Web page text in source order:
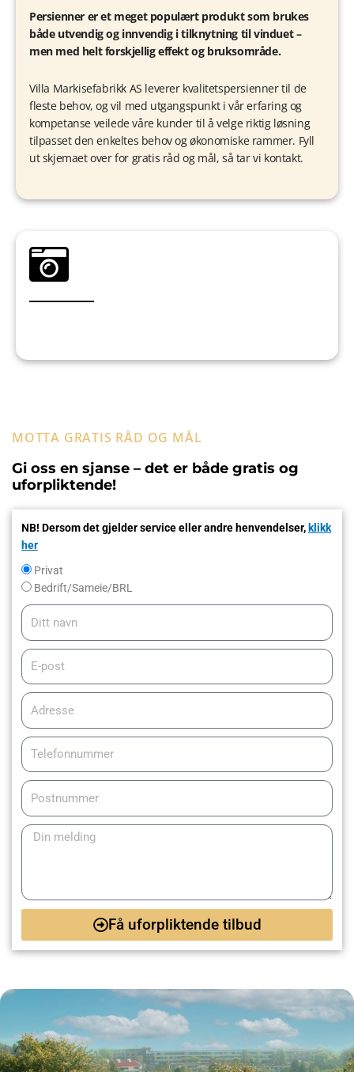
Persienner er et meget populært produkt som brukes
både utvendig og innvendig i tilknytning til vinduet –
men med helt forskjellig effekt og bruksområde.
Villa Markisefabrikk AS leverer kvalitetspersienner til de
fleste behov, og vil med utgangspunkt i vår erfaring og
kompetanse veilede våre kunder til å velge riktig løsning
tilpasset den enkeltes behov og økonomiske rammer. Fyll
ut skjemaet over for gratis råd og mål, så tar vi kontakt.
MOTTA GRATIS RÅD OG MÅL
Gi oss en sjanse – det er både gratis og
uforpliktende!
NB! Dersom det gjelder service eller andre henvendelser, klikk
her
Privat
/
Bedrift
Privat
Bedrift/Sameie/BRL
Ditt
navn
E-
post
Adresse
Telefonnummer
Postnummer
Melding
Få uforpliktende tilbud